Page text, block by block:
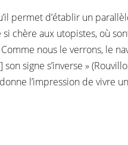
permet d’établir un
chère aux utopistes, où
nous le verrons, le
signe s’inverse »
l’impression de vivre